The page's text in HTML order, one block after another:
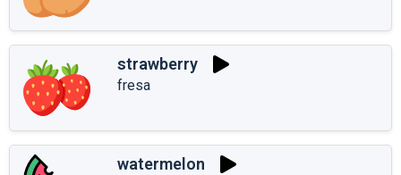
strawberry
fresa
watermelon